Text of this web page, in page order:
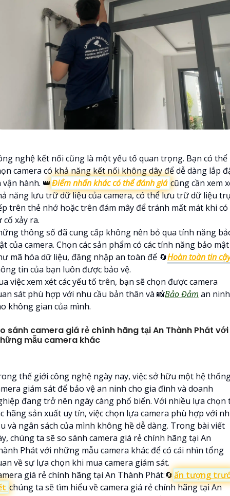
nghệ kết nối cũng là một yếu tố quan trọng. Bạn có thể
camera có khả năng kết nối không dây để dễ dàng lắp
vận hành. 👑Điểm nhấn khác có thể đánh giá cũng cần xem
năng lưu trữ dữ liệu của camera, có thể lưu trữ dữ liệu
trên thẻ nhớ hoặc trên đám mây để tránh mất mát khi có
cố xảy ra.
thông số đã cung cấp không nên bỏ qua tính năng
của camera. Chọn các sản phẩm có các tính năng bảo mật
mã hóa dữ liệu, đăng nhập an toàn để 🔄Hoàn toàn tin cậy
tin của bạn luôn được bảo vệ.
việc xem xét các yếu tố trên, bạn sẽ chọn được camera
sát phù hợp với nhu cầu bản thân và 📸Bảo Đảm an ninh
không gian của mình.
sánh camera giá rẻ chính hãng tại An Thành Phát với
mẫu camera khác
thế giới công nghệ ngày nay, việc sở hữu một hệ
giám sát để bảo vệ an ninh cho gia đình và doanh
đang trở nên ngày càng phổ biến. Với nhiều lựa chọn
hãng sản xuất uy tín, việc chọn lựa camera phù hợp với
và ngân sách của mình không hề dễ dàng. Trong bài viết
chúng ta sẽ so sánh camera giá rẻ chính hãng tại An
Phát với những mẫu camera khác để có cái nhìn tổng
về sự lựa chọn khi mua camera giám sát.
giá rẻ chính hãng tại An Thành Phát:🔄ấn tượng
chúng ta sẽ tìm hiểu về camera giá rẻ chính hãng tại An